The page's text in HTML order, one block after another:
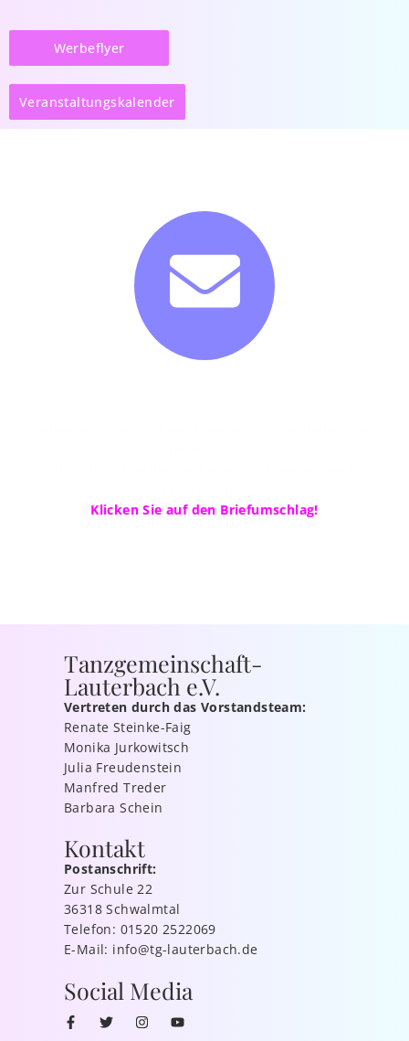
Werbeflyer
Veranstaltungskalender
Klicken Sie auf den Briefumschlag!
Tanzgemeinschaft-
Lauterbach e.V.
Vertreten durch das Vorstandsteam:
Renate Steinke-Faig
Monika Jurkowitsch
Julia Freudenstein
Manfred Treder
Barbara Schein
Kontakt
Postanschrift:
Zur Schule 22
36318 Schwalmtal
Telefon: 01520 2522069
E-Mail: info@tg-lauterbach.de
Social Media